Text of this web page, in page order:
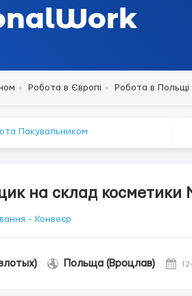
Робота в Європі Робота в Польщі
Пакувальником
на склад косметики
- Конвеєр
Польща (Вроцлав)